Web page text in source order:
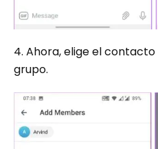
4. Ahora, elige el
grupo.